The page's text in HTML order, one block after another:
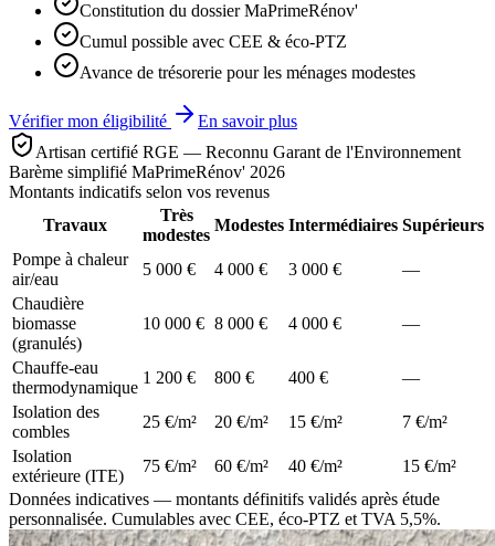
Constitution du dossier MaPrimeRénov'
Cumul possible avec CEE & éco-PTZ
Avance de trésorerie pour les ménages modestes
Vérifier mon éligibilité
En savoir plus
Artisan certifié RGE — Reconnu Garant de l'Environnement
Barème simplifié MaPrimeRénov' 2026
Montants indicatifs selon vos revenus
Travaux
Très
modestes
Modestes Intermédiaires Supérieurs
Pompe à chaleur
air/eau
5 000 € 4 000 € 3 000 €
—
Chaudière
biomasse
(granulés)
10 000 € 8 000 € 4 000 € —
Chauffe-eau
thermodynamique
1 200 € 800 € 400 €
—
Isolation des
combles
25 €/m² 20 €/m² 15 €/m²
7 €/m²
Isolation
extérieure (ITE)
75 €/m² 60 €/m² 40 €/m²
15 €/m²
Données indicatives — montants définitifs validés après étude
personnalisée. Cumulables avec CEE, éco-PTZ et TVA 5,5%.